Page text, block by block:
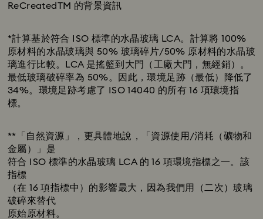
下載清單
ReCreatedTM 的背景資訊
*計算基於符合 ISO 標準的水晶玻璃 LCA。計算將 100%
原材料的水晶玻璃與 50% 玻璃碎片/50% 原材料的水晶玻
璃進行比較。LCA 是搖籃到大門（工廠大門，無經銷）。
最低玻璃破碎率為 50%。因此，環境足跡（最低）降低了
34%。環境足跡考慮了 ISO 14040 的所有 16 項環境指
標。
**「自然資源」，更具體地說，「資源使用/消耗（礦物和
金屬）」是
符合 ISO 標準的水晶玻璃 LCA 的 16 項環境指標之一。該
指標
（在 16 項指標中）的影響最大，因為我們用（二次）玻璃
破碎來替代
原始原材料。